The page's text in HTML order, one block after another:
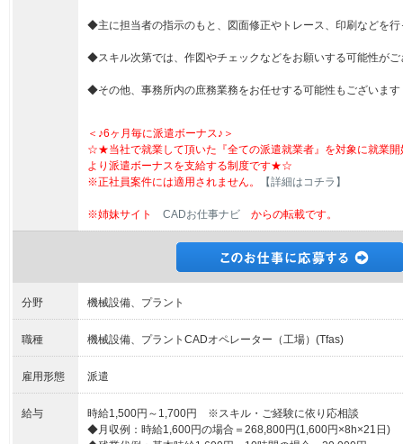
◆主に担当者の指示のもと、図面修正やトレース、印刷などを行
◆スキル次第では、作図やチェックなどをお願いする可能性がご
◆その他、事務所内の庶務業務をお任せする可能性もございます
＜♪6ヶ月毎に派遣ボーナス♪＞
☆★当社で就業して頂いた『全ての派遣就業者』を対象に就業開
より派遣ボーナスを支給する制度です★☆
※正社員案件には適用されません。
【詳細はコチラ】
※姉妹サイト CADお仕事ナビ からの転載です。
分野 機械設備、プラント
職種 機械設備、プラントCADオペレーター（工場）(Tfas)
雇用形態 派遣
給与
時給1,500円～1,700円 ※スキル・ご経験に依り応相談
◆月収例：時給1,600円の場合＝268,800円(1,600円×8h×21日)